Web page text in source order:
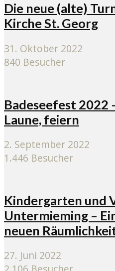
Die neue (alte)
Kirche St. Georg
31. Oktober 2022
840 Besucher
Badeseefest 2022
Laune, feiern
2. September 2022
1.446 Besucher
Kindergarten und
Untermieming –
neuen
27. Juni 2022